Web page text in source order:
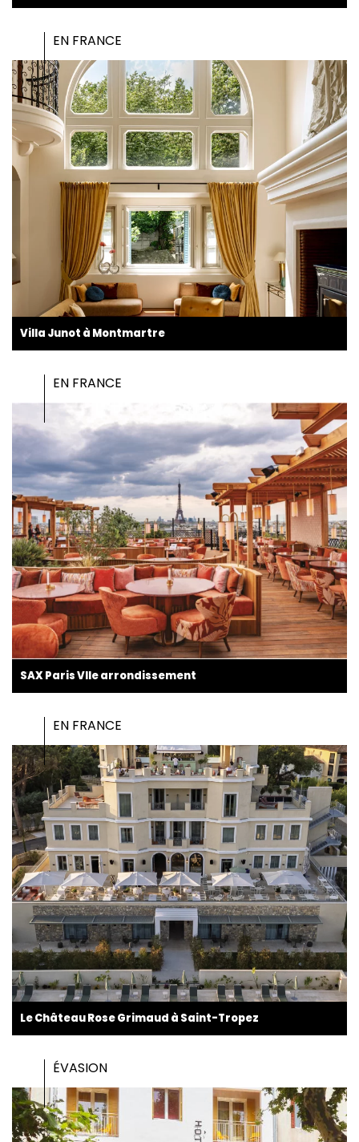
EN FRANCE
Villa Junot à Montmartre
EN FRANCE
SAX Paris VIIe arrondissement
EN FRANCE
Le Château Rose Grimaud à Saint-Tropez
ÉVASION